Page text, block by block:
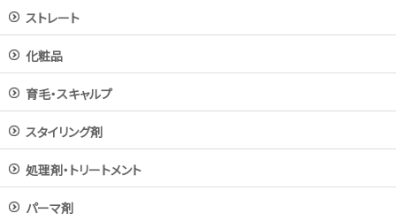
ストレート
化粧品
育毛・スキャルプ
スタイリング剤
処理剤・トリートメント
パーマ剤